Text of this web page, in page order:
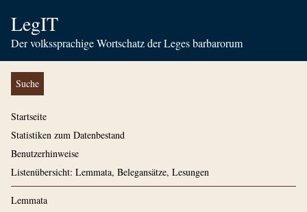
LegIT
Der volkssprachige Wortschatz der Leges barbarorum
Suche
Startseite
Statistiken zum Datenbestand
Benutzerhinweise
Listenübersicht: Lemmata, Belegansätze, Lesungen
Lemmata